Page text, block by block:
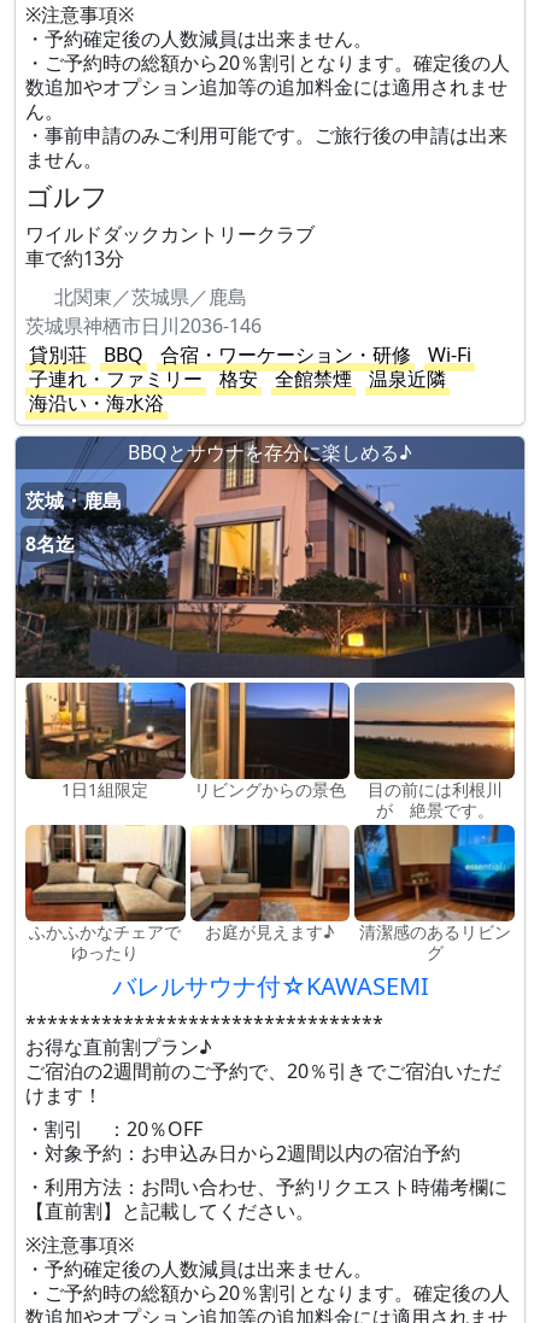
※注意事項※
・予約確定後の人数減員は出来ません。
・ご予約時の総額から20％割引となります。確定後の人
数追加やオプション追加等の追加料金には適用されませ
ん。
・事前申請のみご利用可能です。ご旅行後の申請は出来
ません。
ゴルフ
ワイルドダックカントリークラブ
車で約13分
北関東／茨城県／鹿島
茨城県神栖市日川2036-146
貸別荘
BBQ 合宿・ワーケーション・研修
Wi-Fi
子連れ・ファミリー
格安 全館禁煙
温泉近隣
海沿い・海水浴
BBQとサウナを存分に楽しめる♪
茨城・鹿島
8名迄
1日1組限定 リビングからの景色
目の前には利根川
が 絶景です。
ふかふかなチェアで
ゆったり
お庭が見えます♪
清潔感のあるリビン
グ
バレルサウナ付☆KAWASEMI
*********************************
お得な直前割プラン♪
ご宿泊の2週間前のご予約で、20％引きでご宿泊いただ
けます！
・割引 ：20％OFF
・対象予約：お申込み日から2週間以内の宿泊予約
・利用方法：お問い合わせ、予約リクエスト時備考欄に
【直前割】と記載してください。
※注意事項※
・予約確定後の人数減員は出来ません。
・ご予約時の総額から20％割引となります。確定後の人
数追加やオプション追加等の追加料金には適用されませ